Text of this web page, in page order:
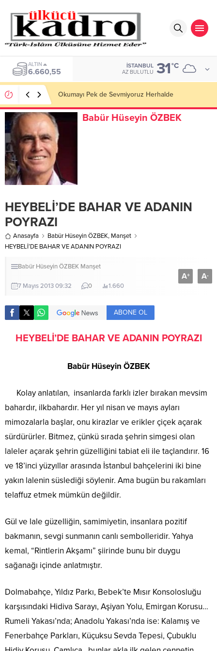
ALTIN
6.660,55
İSTANBUL
AZ BULUTLU 31°C
Okumayı Pek de Sevmiyoruz Herhalde
Babür Hüseyin ÖZBEK
HEYBELİ’DE BAHAR VE ADANIN
POYRAZI
Anasayfa Babür Hüseyin ÖZBEK, Manşet
HEYBELİ’DE BAHAR VE ADANIN POYRAZI
Babür Hüseyin ÖZBEK Manşet
7 Mayıs 2013 09:32 0 1.660
A+ A-
ABONE OL
HEYBELİ’DE BAHAR VE ADANIN POYRAZI
Babür Hüseyin ÖZBEK
Kolay anlatılan, insanlarda farklı izler bırakan mevsim
bahardır, ilkbahardır. Her yıl nisan ve mayıs ayları
mimozalarla başlar, onu kirazlar ve erikler çiçek açarak
sürdürürler. Bitmez, çünkü sırada şehrin simgesi olan
laleler açarak şehrin güzelliğini tabiat eli ile taçlandırır. 16
ve 18’inci yüzyıllar arasında İstanbul bahçelerini iki bine
yakın lalenin süslediği söylenir. Ama bugün bu rakamları
telaffuz etmek mümkün değildir.
Gül ve lale güzelliğin, samimiyetin, insanlara pozitif
bakmanın, sevgi sunmanın canlı sembolleridir. Yahya
kemal, “Rintlerin Akşamı” şiirinde bunu bir duygu
sağanağı içinde anlatmıştır.
Dolmabahçe, Yıldız Parkı, Bebek’te Mısır Konsolosluğu
karşısındaki Hidiva Sarayı, Aşiyan Yolu, Emirgan Korusu…
Rumeli Yakası’nda; Anadolu Yakası’nda ise: Kalamış ve
Fenerbahçe Parkları, Küçuksu Sevda Tepesi, Çubuklu